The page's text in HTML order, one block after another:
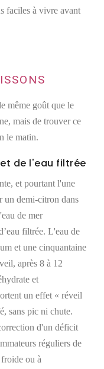
faciles à vivre avant
même goût que le
mais de trouver ce
le matin.
de l'eau filtrée
et pourtant l'une
un demi-citron dans
de mer
filtrée. L'eau de
et une cinquantaine
après 8 à 12
et
un effet « réveil
sans pic ni chute.
d'un déficit
réguliers de
ou à